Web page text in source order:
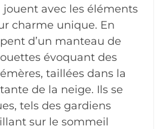
jouent avec les éléments
charme unique. En
d’un manteau de
évoquant des
taillées dans la
de la neige. Ils se
tels des gardiens
sur le sommeil